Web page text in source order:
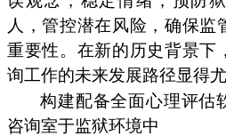
人，管控潜在风险，确保监
重要性。在新的历史背景下
询工作的未来发展路径显得尤
构建配备全面心理评估
咨询室于监狱环境中